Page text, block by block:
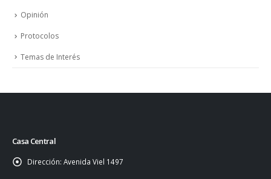
Opinión
Protocolos
Temas de Interés
Casa Central
Dirección: Avenida Viel 1497